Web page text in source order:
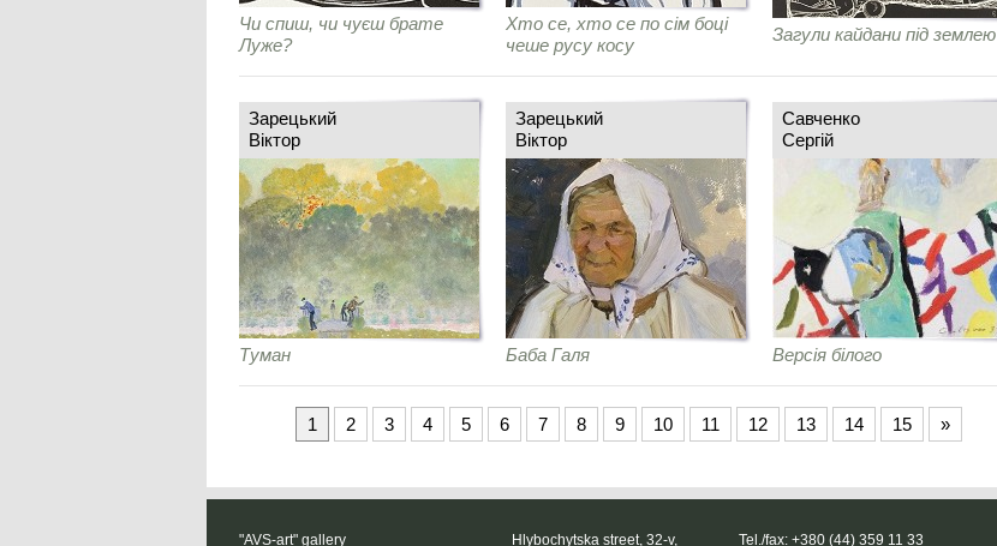
Чи спиш, чи чуєш брате
Луже?
Хто се, хто се по сім боці
чеше русу косу
Загули кайдани під землею
Зарецький
Віктор
Туман
Зарецький
Віктор
Баба Галя
Савченко
Сергій
Версія білого
1 2 3 4 5 6 7 8 9 10 11 12 13 14 15 »
"AVS-art" gallery Hlybochytska street, 32-v, Tel./fax: +380 (44) 359 11 33